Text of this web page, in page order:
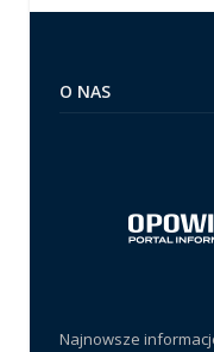
O NAS
Najnowsze